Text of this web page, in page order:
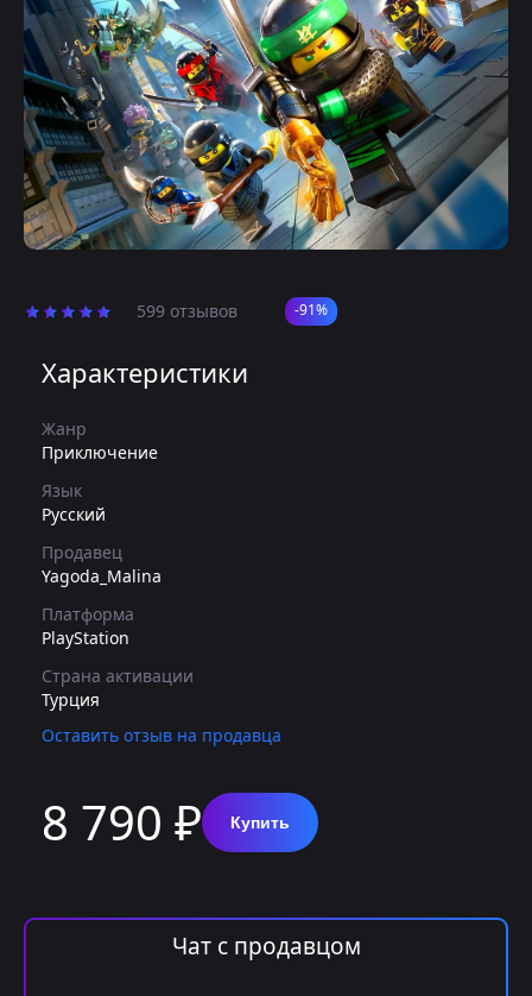
599 отзывов -91%
Характеристики
Жанр
Приключение
Язык
Русский
Продавец
Yagoda_Malina
Платформа
PlayStation
Страна активации
Турция
Оставить отзыв на продавца
8 790 ₽ Купить
Чат с продавцом